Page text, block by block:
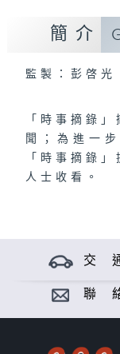
簡介
監製：彭啓光
「時事摘錄
聞；為進一
「時事摘錄
人士收看。
網上直播完
交
聯